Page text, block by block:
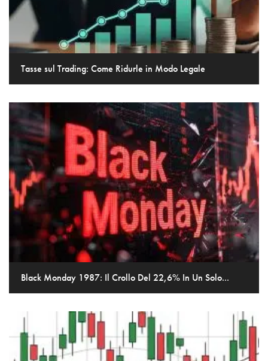
Tasse sul Trading: Come Ridurle in Modo Legale
Black Monday 1987: Il Crollo Del 22,6% In Un Solo...